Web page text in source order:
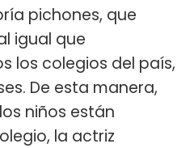
pichones, que
igual que
los colegios del país,
De esta manera,
niños están
la actriz